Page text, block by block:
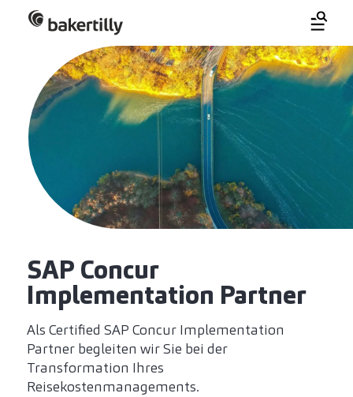
SAP Concur
Implementation Partner
Als Certified SAP Concur Implementation
Partner begleiten wir Sie bei der
Transformation Ihres
Reisekostenmanagements.